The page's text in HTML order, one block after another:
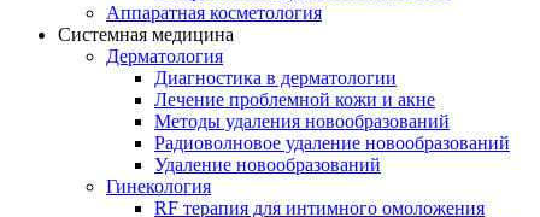
Аппаратная косметология
Системная медицина
Дерматология
Диагностика в дерматологии
Лечение проблемной кожи и акне
Методы удаления новообразований
Радиоволновое удаление новообразований
Удаление новообразований
Гинекология
RF терапия для интимного омоложения